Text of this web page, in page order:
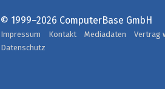
© 1999–2026 ComputerBase GmbH
Impressum Kontakt Mediadaten Vertrag
Datenschutz